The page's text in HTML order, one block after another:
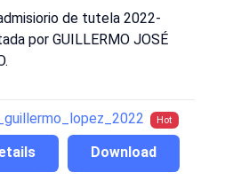
de tutela 2022-
por GUILLERMO JOSÉ
Hot
Download